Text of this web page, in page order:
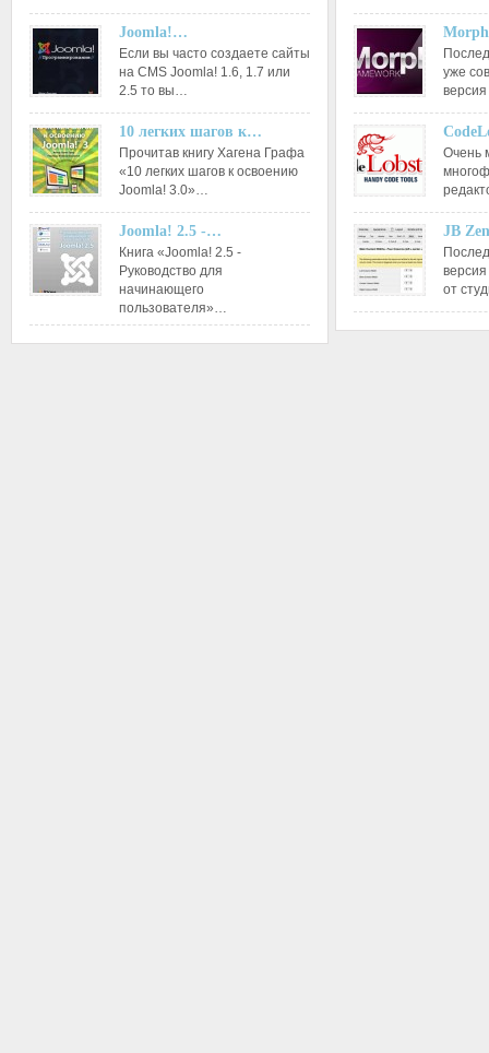
Joomla!…
Если вы часто создаете сайты
на CMS Joomla! 1.6, 1.7 или
2.5 то вы…
10 легких шагов к…
Прочитав книгу Хагена Графа
«10 легких шагов к освоению
Joomla! 3.0»…
Joomla! 2.5 -…
Книга «Joomla! 2.5 -
Руководство для
начинающего
пользователя»…
уже
Очень
JB
от